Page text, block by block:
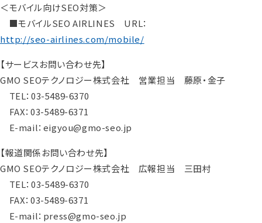
＜モバイル向けSEO対策＞
■モバイルSEO AIRLINES URL：
http://seo-airlines.com/mobile/
【サービスお問い合わせ先】
GMO SEOテクノロジー株式会社 営業担当 藤原・金子
TEL：03-5489-6370
FAX：03-5489-6371
E-mail：eigyou@gmo-seo.jp
【報道関係お問い合わせ先】
GMO SEOテクノロジー株式会社 広報担当 三田村
TEL：03-5489-6370
FAX：03-5489-6371
E-mail：press@gmo-seo.jp